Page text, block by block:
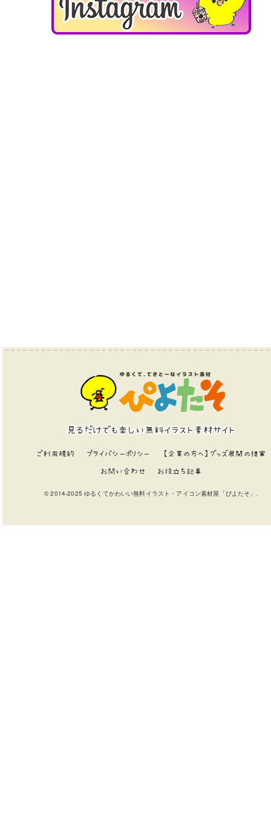
見るだけでも楽しい無料イラスト素材サイト
ご利用規約 プライバシーポリシー 【企業の方へ】グッズ展開の提案
お問い合わせ お役立ち記事
© 2014-2025 ゆるくてかわいい無料イラスト・アイコン素材屋「ぴよたそ」.